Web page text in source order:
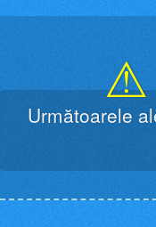
⚠
Următoarele